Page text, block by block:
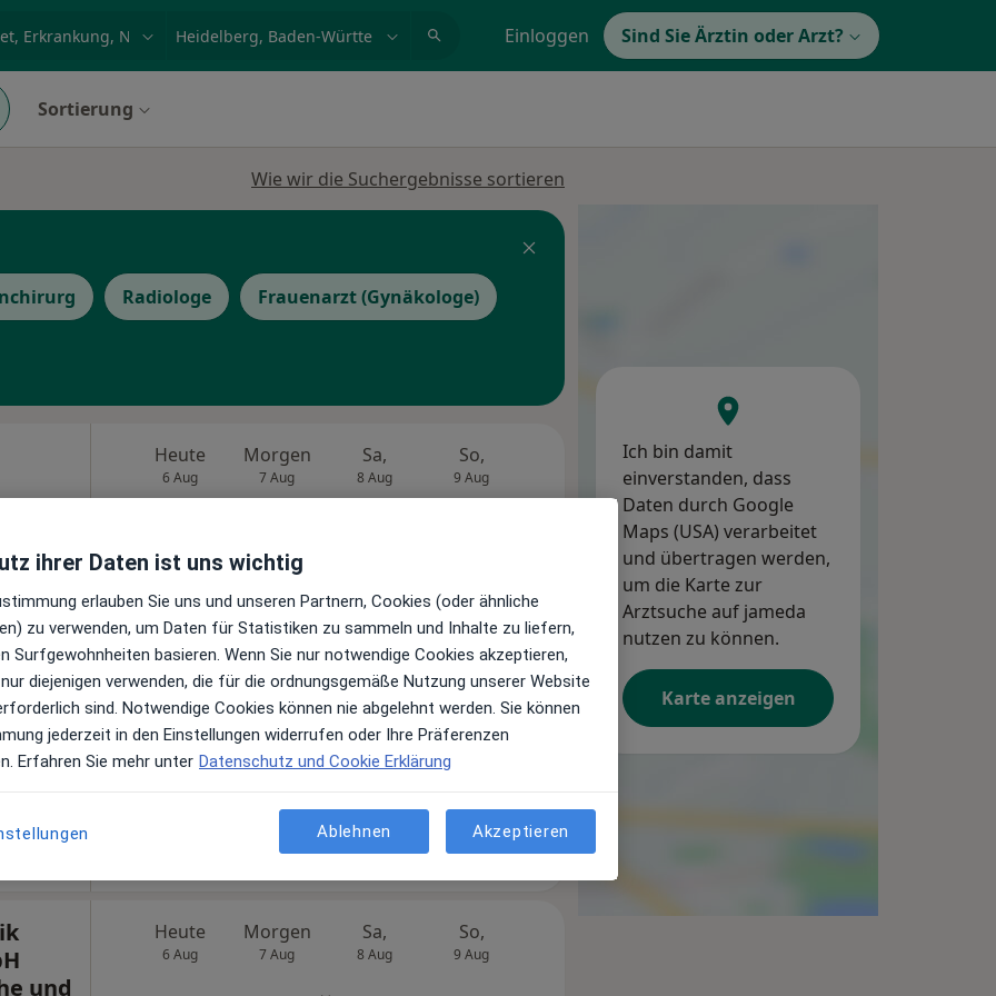
Einloggen Sind Sie Ärztin oder Arzt?
Sortierung
Wie wir die Suchergebnisse sortieren
Radiologe Frauenarzt (Gynäkologe)
Maps
Internationales Zentrum für Orthopädie ATOS-Klinik in Heidelberg
ab 20 €
Heute
6 Aug
Morgen
7 Aug
Sa,
8 Aug
So,
9 Aug
Di,
11 Aug 12 Aug
Online-Terminbuchung nicht verfügbar
Profil anzeigen
und
Heute
6 Aug
Morgen
7 Aug
Sa,
8 Aug
So,
9 Aug
Ich bin damit
einverstanden, dass
Daten durch Google
Maps (USA) verarbeitet
und übertragen werden,
um die Karte zur
Arztsuche auf jameda
nutzen zu können.
Karte anzeigen
ihrer Daten ist uns wichtig
erlauben Sie uns und unseren Partnern, Cookies (oder ähnliche
zu verwenden, um Daten für Statistiken zu sammeln und Inhalte zu liefern,
Surfgewohnheiten basieren. Wenn Sie nur notwendige Cookies akzeptieren,
diejenigen verwenden, die für die ordnungsgemäße Nutzung unserer Website
sind. Notwendige Cookies können nie abgelehnt werden. Sie können
jederzeit in den Einstellungen widerrufen oder Ihre Präferenzen
Erfahren Sie mehr unter Datenschutz und Cookie Erklärung
Ablehnen Akzeptieren